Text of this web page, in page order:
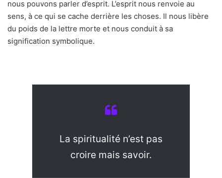
nous pouvons parler d’esprit. L’esprit nous renvoie au
sens, à ce qui se cache derrière les choses. Il nous libère
du poids de la lettre morte et nous conduit à sa
signification symbolique.
La spiritualité n’est pas
croire mais savoir.